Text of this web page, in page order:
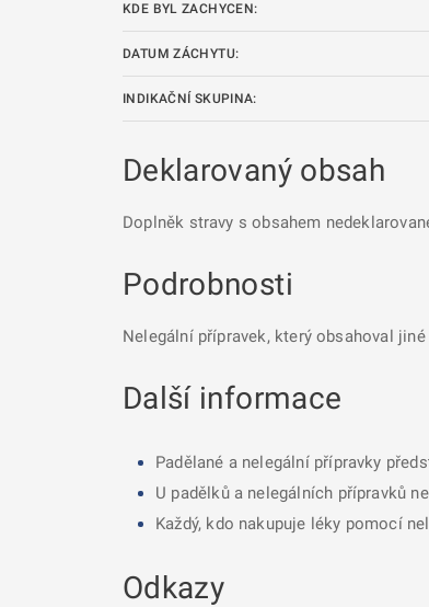
KDE BYL ZACHYCEN:
DATUM ZÁCHYTU:
INDIKAČNÍ SKUPINA:
Deklarovaný obsah
Doplněk stravy s obsahem
Podrobnosti
Nelegální přípravek, který obsahoval
Další informace
Padělané a nelegální přípravky
U padělků a nelegálních přípravků
Každý, kdo nakupuje léky pomocí
Odkazy